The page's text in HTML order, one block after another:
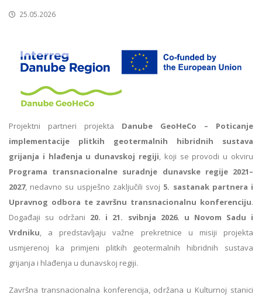
25.05.2026
Projektni partneri projekta Danube GeoHeCo – Poticanje
implementacije plitkih geotermalnih hibridnih sustava
grijanja i hlađenja u dunavskoj regiji , koji se provodi u okviru
Programa transnacionalne suradnje dunavske regije 2021–
2027, nedavno su uspješno zaključili svoj 5. sastanak partnera i
Upravnog odbora te završnu transnacionalnu konferenciju.
Događaji su održani 20. i 21. svibnja 2026. u Novom Sadu i
Vrdniku , a predstavljaju važne prekretnice u misiji projekta
usmjerenoj ka primjeni plitkih geotermalnih hibridnih sustava
grijanja i hlađenja u dunavskoj regiji.
Završna transnacionalna konferencija, održana u Kulturnoj stanici